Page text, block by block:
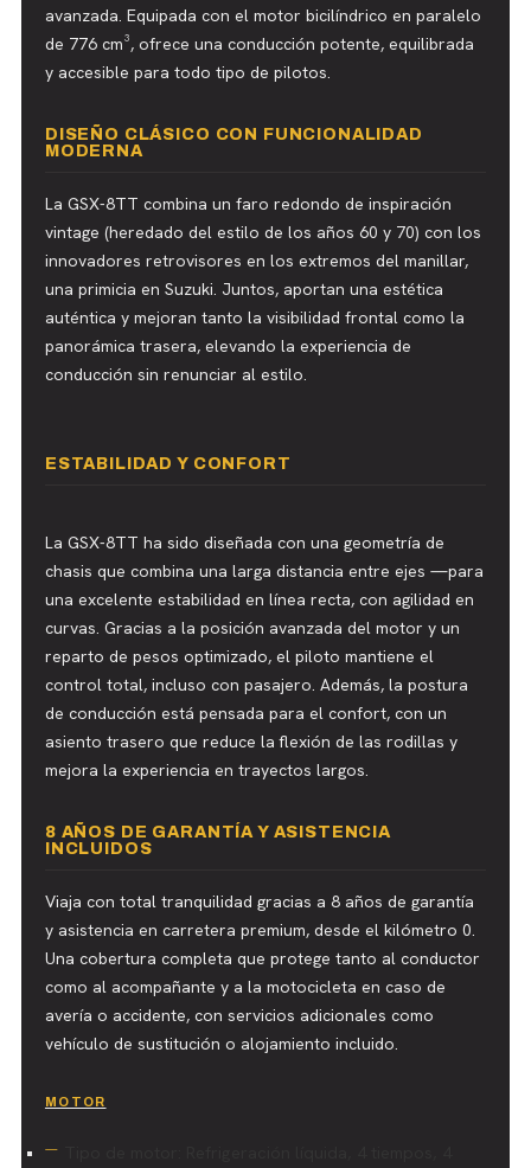
avanzada. Equipada con el motor bicilíndrico en paralelo
de 776 cm³, ofrece una conducción potente, equilibrada
y accesible para todo tipo de pilotos.
DISEÑO CLÁSICO CON FUNCIONALIDAD
MODERNA
La GSX-8TT combina un faro redondo de inspiración
vintage (heredado del estilo de los años 60 y 70) con los
innovadores retrovisores en los extremos del manillar,
una primicia en Suzuki. Juntos, aportan una estética
auténtica y mejoran tanto la visibilidad frontal como la
panorámica trasera, elevando la experiencia de
conducción sin renunciar al estilo.
ESTABILIDAD Y CONFORT
La GSX-8TT ha sido diseñada con una geometría de
chasis que combina una larga distancia entre ejes —para
una excelente estabilidad en línea recta, con agilidad en
curvas. Gracias a la posición avanzada del motor y un
reparto de pesos optimizado, el piloto mantiene el
control total, incluso con pasajero. Además, la postura
de conducción está pensada para el confort, con un
asiento trasero que reduce la flexión de las rodillas y
mejora la experiencia en trayectos largos.
8 AÑOS DE GARANTÍA Y ASISTENCIA
INCLUIDOS
Viaja con total tranquilidad gracias a 8 años de garantía
y asistencia en carretera premium, desde el kilómetro 0.
Una cobertura completa que protege tanto al conductor
como al acompañante y a la motocicleta en caso de
avería o accidente, con servicios adicionales como
vehículo de sustitución o alojamiento incluido.
MOTOR